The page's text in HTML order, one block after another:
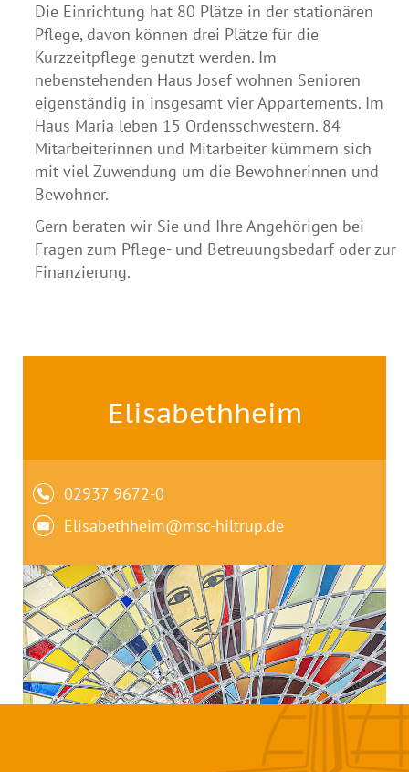
Die Einrichtung hat 80 Plätze in der stationären
Pflege, davon können drei Plätze für die
Kurzzeitpflege genutzt werden. Im
nebenstehenden Haus Josef wohnen Senioren
eigenständig in insgesamt vier Appartements. Im
Haus Maria leben 15 Ordensschwestern. 84
Mitarbeiterinnen und Mitarbeiter kümmern sich
mit viel Zuwendung um die Bewohnerinnen und
Bewohner.
Gern beraten wir Sie und Ihre Angehörigen bei
Fragen zum Pflege- und Betreuungsbedarf oder zur
Finanzierung.
Elisabethheim
02937 9672-0
Elisabethheim@msc-hiltrup.de